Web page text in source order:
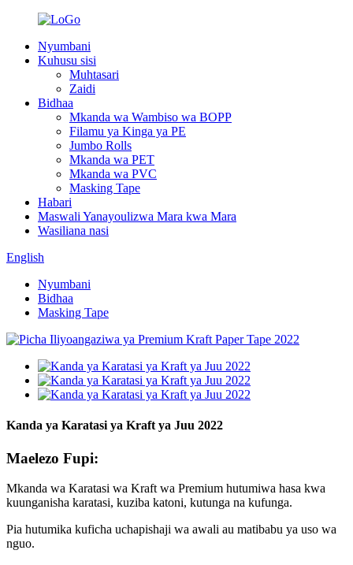
Nyumbani
Kuhusu sisi
Muhtasari
Zaidi
Bidhaa
Mkanda wa Wambiso wa BOPP
Filamu ya Kinga ya PE
Jumbo Rolls
Mkanda wa PET
Mkanda wa PVC
Masking Tape
Habari
Maswali Yanayoulizwa Mara kwa Mara
Wasiliana nasi
English
Nyumbani
Bidhaa
Masking Tape
Kanda ya Karatasi ya Kraft ya Juu 2022
Maelezo Fupi:
Mkanda wa Karatasi wa Kraft wa Premium hutumiwa hasa kwa
kuunganisha karatasi, kuziba katoni, kutunga na kufunga.
Pia hutumika kuficha uchapishaji wa awali au matibabu ya uso wa
nguo.